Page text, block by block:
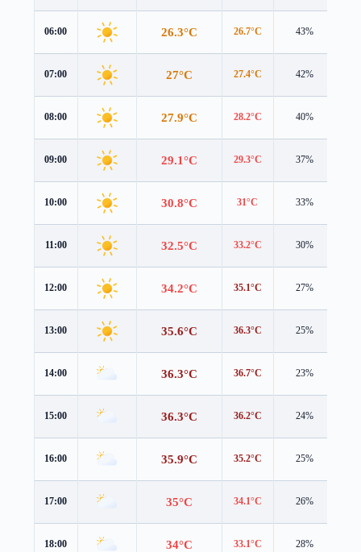
06:00 26.3°C 26.7°C 43%
07:00 27°C 27.4°C 42%
08:00 27.9°C 28.2°C 40%
09:00 29.1°C 29.3°C 37%
10:00 30.8°C 31°C 33%
11:00 32.5°C 33.2°C 30%
12:00 34.2°C 35.1°C 27%
13:00 35.6°C 36.3°C 25%
14:00 36.3°C 36.7°C 23%
15:00 36.3°C 36.2°C 24%
16:00 35.9°C 35.2°C 25%
17:00 35°C 34.1°C 26%
18:00 34°C 33.1°C 28%